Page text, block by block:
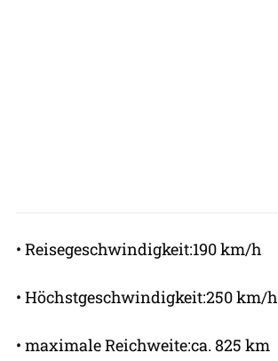
• Reisegeschwindigkeit:190 km/h
• Höchstgeschwindigkeit:250 km/h
• maximale Reichweite:ca. 825 km